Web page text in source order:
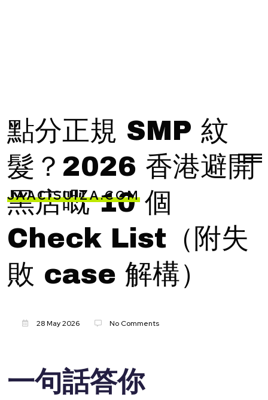
JAACISUIZA.COM
點分正規 SMP 紋
髮？2026 香港避開
黑店嘅 10 個
Check List（附失
敗 case 解構）
28 May 2026 No Comments
一句話答你